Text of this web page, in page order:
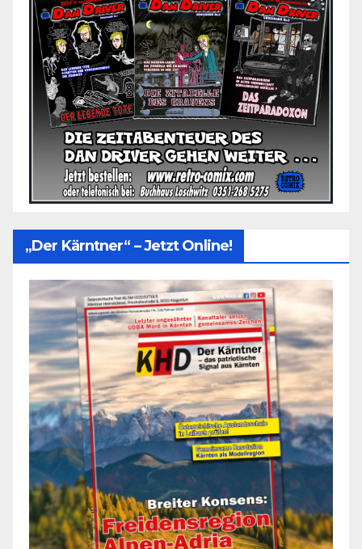
„Der Kärntner“ – Jetzt Online!